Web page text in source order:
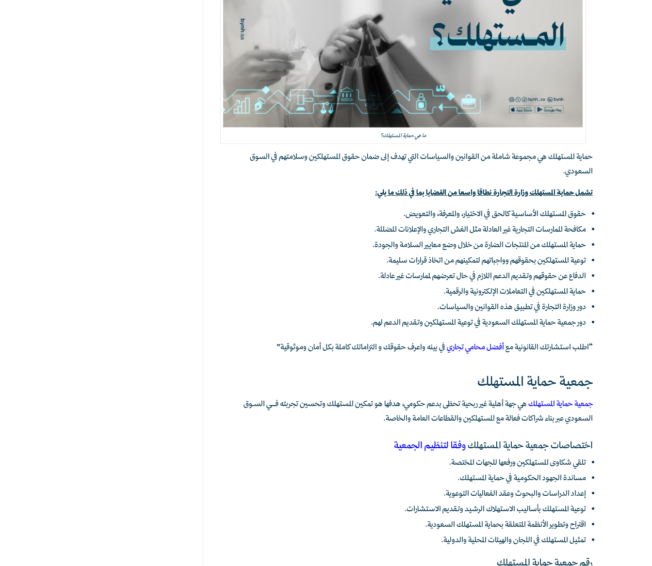
ما هي حماية المستهلك؟
حماية المستهلك هي مجموعة شاملة من القوانين والسياسات التي تهدف إلى ضمان حقوق المستهلكين وسلامتهم في السوق
السعودي.
تشمل حماية المستهلك وزارة التجارة نطاقا واسعا من القضايا بما في ذلك ما يلي:
حقوق المستهلك الأساسية كالحق في الاختيار، والمعرفة، والتعويض.
مكافحة الممارسات التجارية غير العادلة مثل الغش التجاري والإعلانات المضللة.
حماية المستهلك من المنتجات الضارة من خلال وضع معايير السلامة والجودة.
توعية المستهلكين بحقوقهم وواجباتهم لتمكينهم من اتخاذ قرارات سليمة.
الدفاع عن حقوقهم وتقديم الدعم اللازم في حال تعرضهم لممارسات غير عادلة.
حماية المستهلكين في التعاملات الإلكترونية والرقمية.
دور وزارة التجارة في تطبيق هذه القوانين والسياسات.
دور جمعية حماية المستهلك السعودية في توعية المستهلكين وتقديم الدعم لهم.
“اطلب استشارتك القانونية معأفضل محامي تجاريفي بينه واعرف حقوقك و التزاماتك كاملة بكل أمان وموثوقية”
جمعية حماية المستهلك
جمعية حماية المستهلكهي جهة أهلية غير ربحية تحظى بدعم حكومي، هدفها هو تمكين المستهلك وتحسين تجربته فـــي السـوق
السعودي عبر بناء شراكات فعالة مع المستهلكين والقطاعات العامة والخاصة.
اختصاصات جمعية حماية المستهلكوفقا لتنظيم الجمعية
تلقي شكاوى المستهلكين ورفعها للجهات المختصة.
مساندة الجهود الحكومية في حماية المستهلك.
إعداد الدراسات والبحوث وعقد الفعاليات التوعوية.
توعية المستهلك بأساليب الاستهلاك الرشيد وتقديم الاستشارات.
اقتراح وتطوير الأنظمة المتعلقة بحماية المستهلك السعودية.
تمثيل المستهلك في اللجان والهيئات المحلية والدولية.